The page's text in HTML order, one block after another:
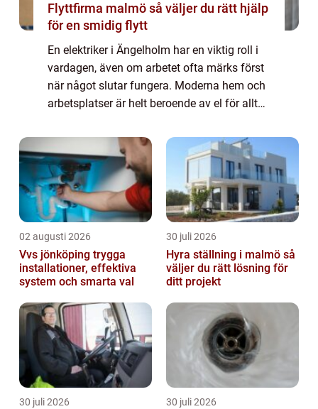
Flyttfirma malmö så väljer du rätt hjälp
för en smidig flytt
En elektriker i Ängelholm har en viktig roll i
vardagen, även om arbetet ofta märks först
när något slutar fungera. Moderna hem och
arbetsplatser är helt beroende av el för allt
laddning av elbilar och drift av tek...
02 augusti 2026
Vvs jönköping trygga
installationer, effektiva
system och smarta val
30 juli 2026
Hyra ställning i malmö så
väljer du rätt lösning för
ditt projekt
30 juli 2026 30 juli 2026